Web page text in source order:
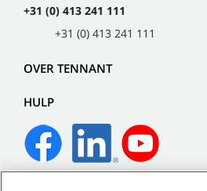
+31 (0) 413 241 111
+31 (0) 413 241 111
OVER TENNANT
HULP